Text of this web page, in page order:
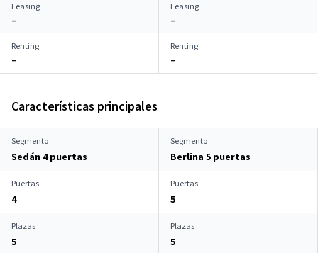
Leasing
–
Leasing
–
Renting
–
Renting
–
Características principales
Segmento
Sedán 4 puertas
Segmento
Berlina 5 puertas
Puertas
4
Puertas
5
Plazas
5
Plazas
5